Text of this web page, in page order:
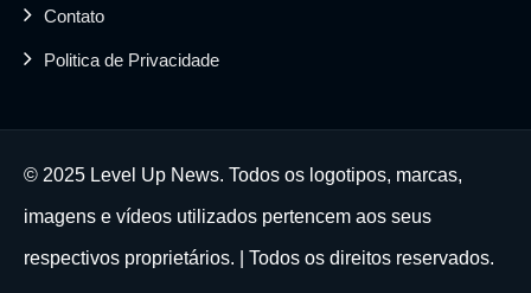
Contato
Politica de Privacidade
© 2025 Level Up News. Todos os logotipos, marcas,
imagens e vídeos utilizados pertencem aos seus
respectivos proprietários. | Todos os direitos reservados.